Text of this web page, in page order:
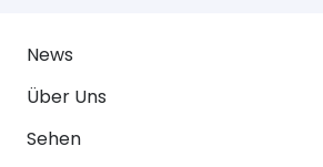
News
Über Uns
Sehen